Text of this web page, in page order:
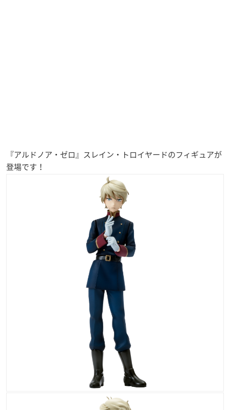
『アルドノア・ゼロ』スレイン・トロイヤードのフィギュアが
登場です！